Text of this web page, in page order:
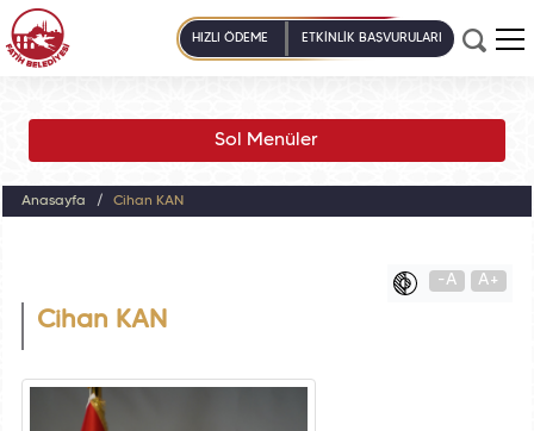
HIZLI ÖDEME ETKİNLİK BAŞVURULARI
Sol Menüler
Anasayfa Cihan KAN
-A A+
Cihan KAN